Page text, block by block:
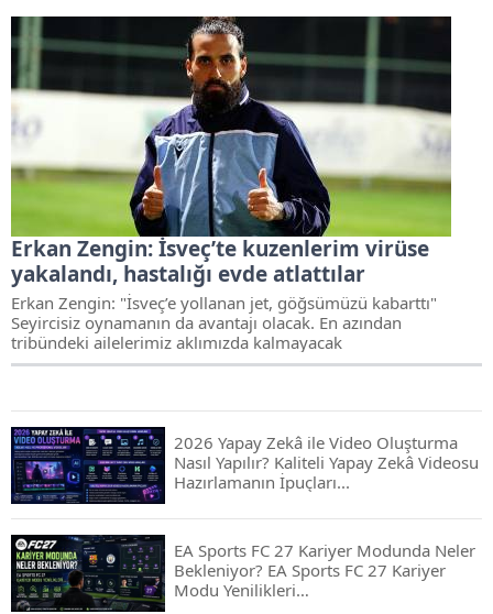
Erkan Zengin: İsveç’te kuzenlerim virüse
yakalandı, hastalığı evde atlattılar
Erkan Zengin: "İsveç’e yollanan jet, göğsümüzü kabarttı"
Seyircisiz oynamanın da avantajı olacak. En azından
tribündeki ailelerimiz aklımızda kalmayacak
2026 Yapay Zekâ ile Video Oluşturma
Nasıl Yapılır? Kaliteli Yapay Zekâ Videosu
Hazırlamanın İpuçları...
EA Sports FC 27 Kariyer Modunda Neler
Bekleniyor? EA Sports FC 27 Kariyer
Modu Yenilikleri…